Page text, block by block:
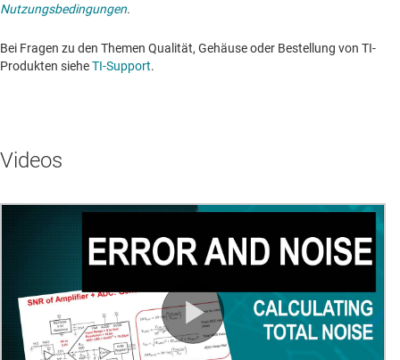
Nutzungsbedingungen.
Bei Fragen zu den Themen Qualität, Gehäuse oder Bestellung von TI-
Produkten sieheTI-Support. ​​​​​​​​​​​​​​
Videos